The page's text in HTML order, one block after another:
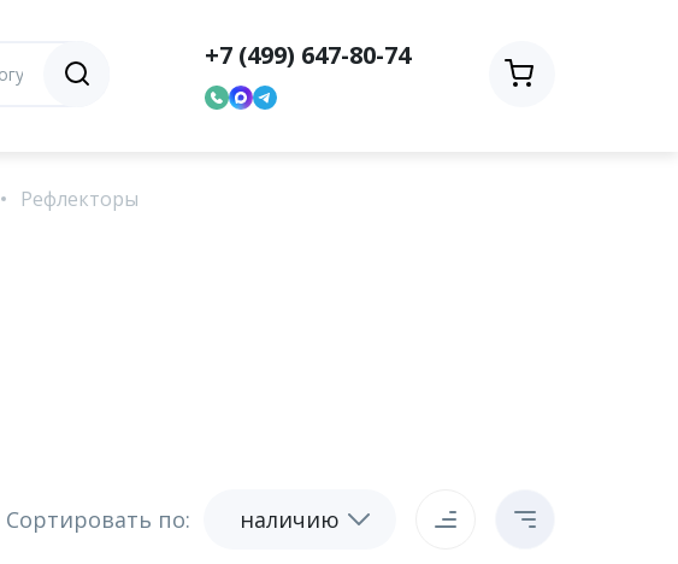
+7 (499) 647-80-74
Рефлекторы
Сортировать по: наличию